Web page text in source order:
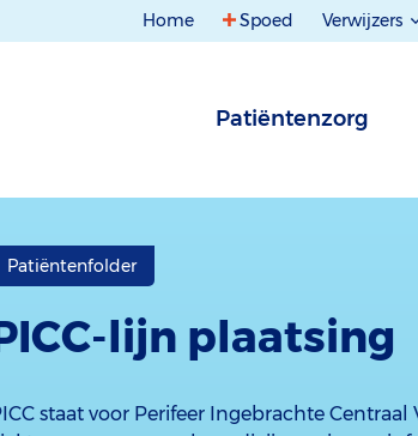
Home Spoed Verwijzers
Patiëntenzorg
Patiëntenfolder
lijn plaatsing
staat voor Perifeer Ingebrachte